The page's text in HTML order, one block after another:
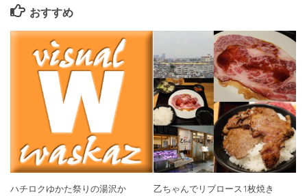
おすすめ
ハチロクゆかた祭りの湯沢か
乙ちゃんでリブロース1枚焼き